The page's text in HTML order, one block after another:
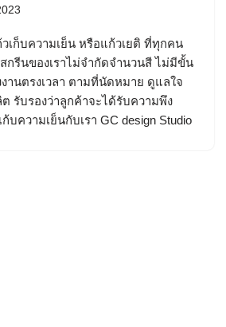
เก็บความเย็น หรือแก้วเยติ ที่ทุกคน
กรีนของเราไม่จำกัดจำนวนสี ไม่มีขั้น
านตรงเวลา ตามที่นัดหมาย ดูแลใจ
รับรองว่าลูกค้าจะได้รับความพึง
บความเย็นกับเรา GC design Studio